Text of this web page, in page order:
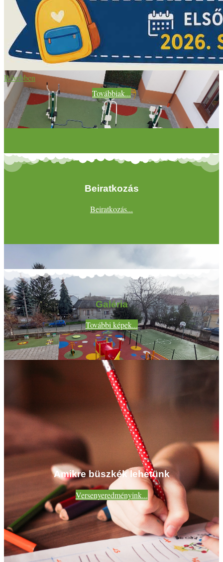
Bővebben
Továbbiak...
Beiratkozás
Beiratkozás...
Galéria
További képek...
Amikre büszkék lehetünk
Versenyeredményink...